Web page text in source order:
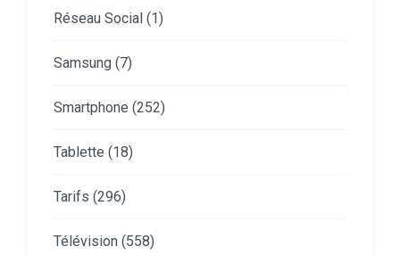
Réseau Social (1)
Samsung (7)
Smartphone (252)
Tablette (18)
Tarifs (296)
Télévision (558)